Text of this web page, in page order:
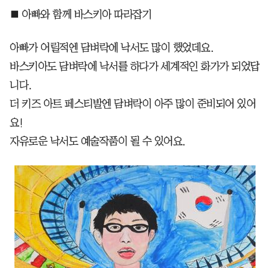
■ 아빠와 함께 바스키아 따라잡기
아빠가 어릴적엔 담벼락에 낙서도 많이 했었데요.
바스키아도 담벼락에 낙서를 하다가 세계적인 화가가 되었답
니다.
더 키즈 아트 페스티발엔 담벼락이 아주 많이 준비되어 있어
요!
자유로운 낙서도 예술작품이 될 수 있어요.